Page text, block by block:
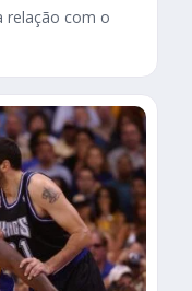
relação com o